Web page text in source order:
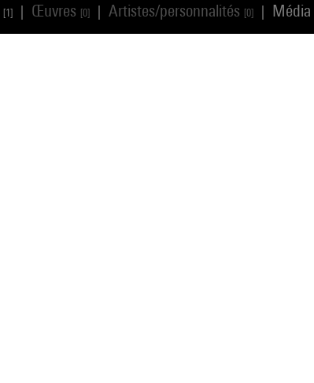
[1] Œuvres [0] Artistes/personnalités [0] Média